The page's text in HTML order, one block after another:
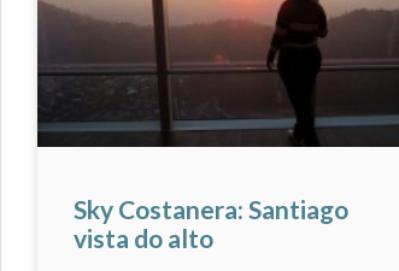
Sky Costanera: Santiago
vista do alto